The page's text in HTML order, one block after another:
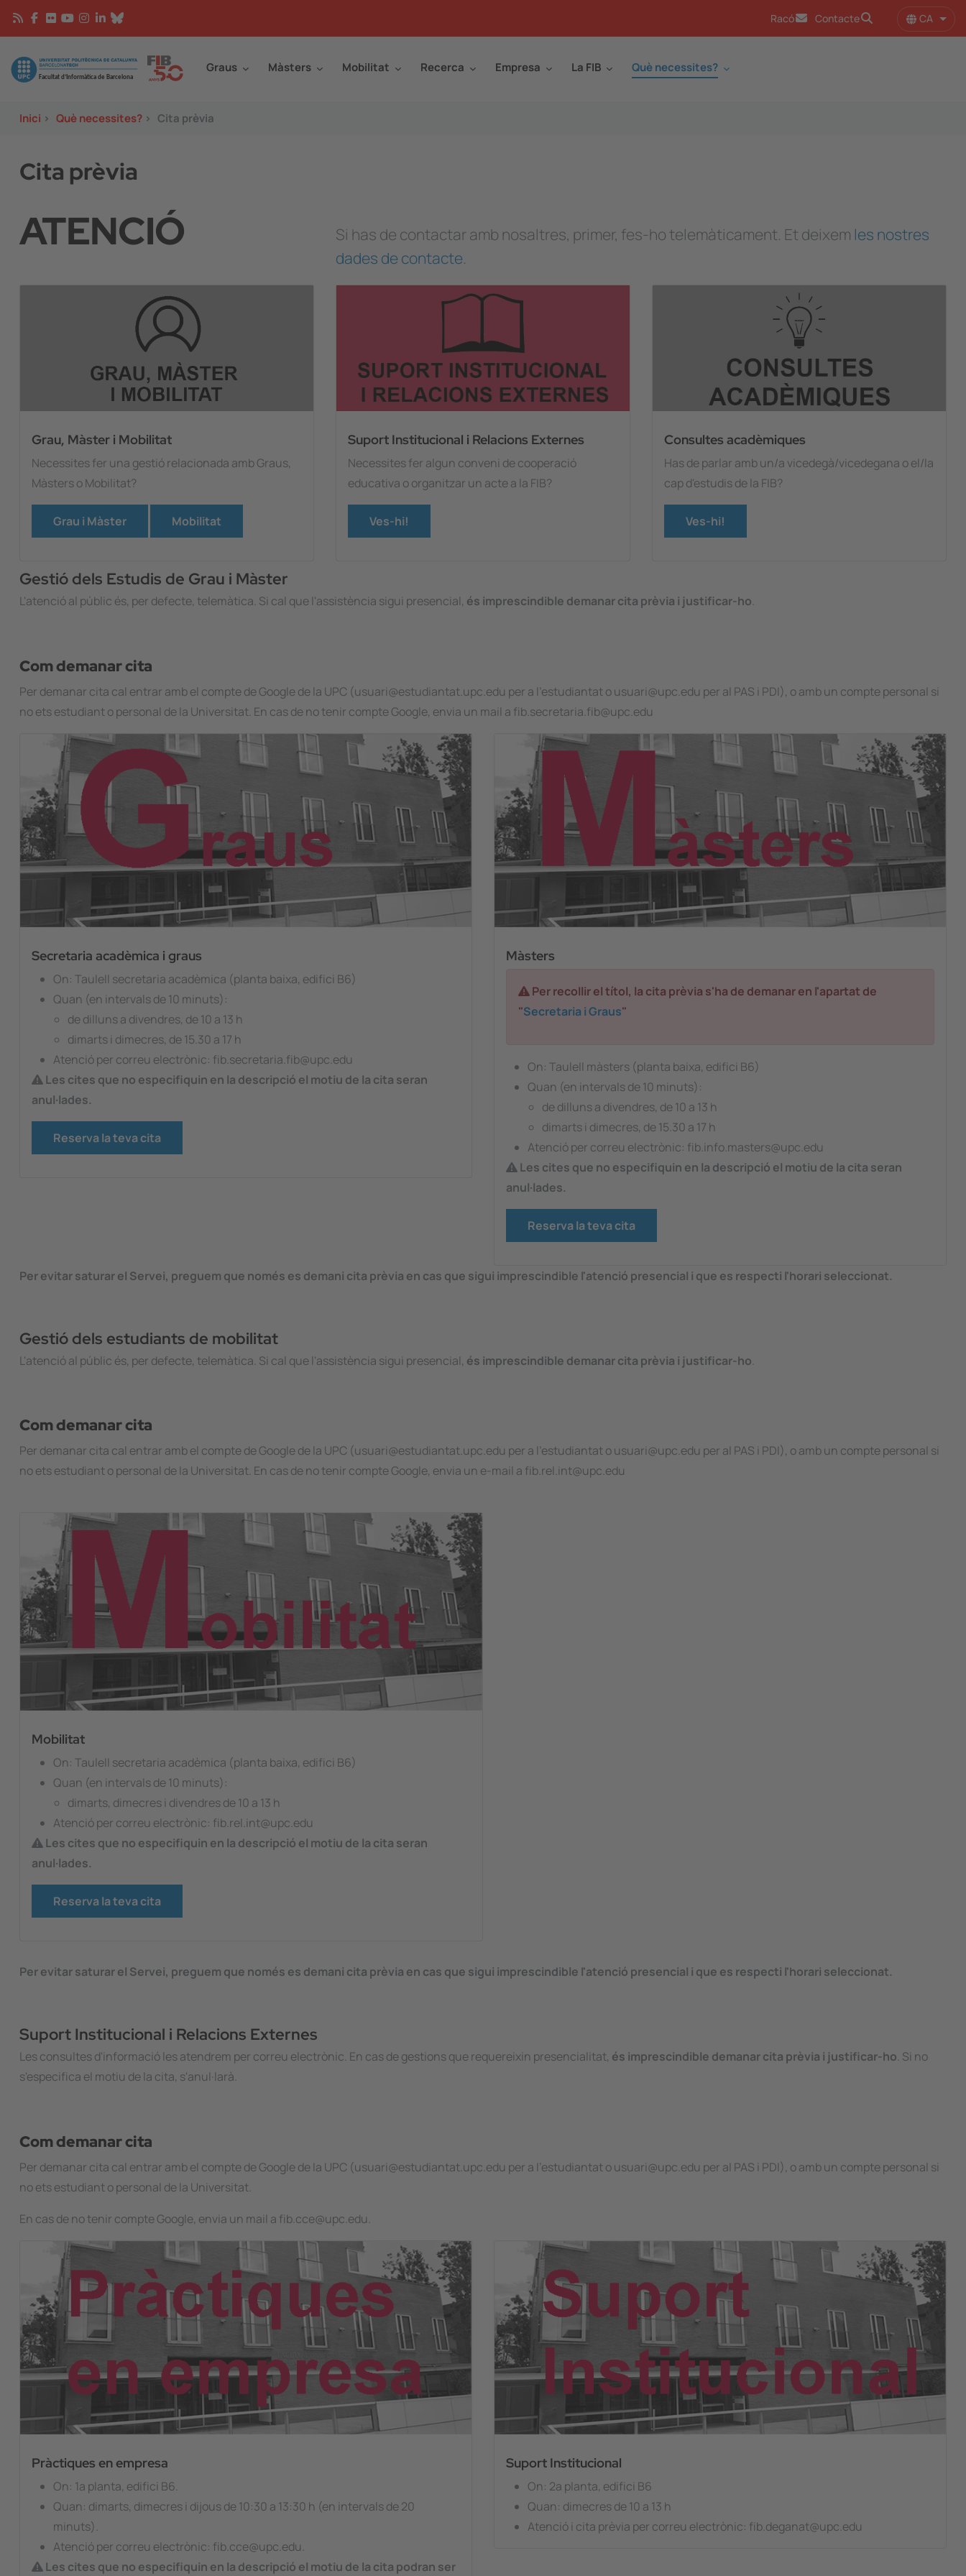
Vés al contingut
Racó Contacte CA
Image Graus Màsters Mobilitat Recerca Empresa La FIB Què necessites?
Inici > Què necessites? > Cita prèvia
Cita prèvia
ATENCIÓ Si has de contactar amb nosaltres, primer, fes-ho telemàticament. Et deixem les nostres
dades de contacte.
Grau, Màster i Mobilitat
Necessites fer una gestió relacionada amb Graus,
Màsters o Mobilitat?
Grau i Màster Mobilitat
Suport Institucional i Relacions Externes
Necessites fer algun conveni de cooperació
educativa o organitzar un acte a la FIB?
Ves-hi!
Consultes acadèmiques
Has de parlar amb un/a vicedegà/vicedegana o el/la
cap d'estudis de la FIB?
Ves-hi!
Gestió dels Estudis de Grau i Màster
L'atenció al públic és, per defecte, telemàtica. Si cal que l'assistència sigui presencial, és imprescindible demanar cita prèvia i justificar-ho.
Com demanar cita
Per demanar cita cal entrar amb el compte de Google de la UPC (usuari@estudiantat.upc.edu per a l'estudiantat o usuari@upc.edu per al PAS i PDI), o amb un compte personal si
no ets estudiant o personal de la Universitat. En cas de no tenir compte Google, envia un mail a fib.secretaria.fib@upc.edu
Secretaria acadèmica i graus
On: Taulell secretaria acadèmica (planta baixa, edifici B6)
Quan (en intervals de 10 minuts):
de dilluns a divendres, de 10 a 13 h
dimarts i dimecres, de 15.30 a 17 h
Atenció per correu electrònic: fib.secretaria.fib@upc.edu
Les cites que no especifiquin en la descripció el motiu de la cita seran
anul·lades.
Reserva la teva cita
Màsters
Per recollir el títol, la cita prèvia s'ha de demanar en l'apartat de
"Secretaria i Graus"
On: Taulell màsters (planta baixa, edifici B6)
Quan (en intervals de 10 minuts):
de dilluns a divendres, de 10 a 13 h
dimarts i dimecres, de 15.30 a 17 h
Atenció per correu electrònic: fib.info.masters@upc.edu
Les cites que no especifiquin en la descripció el motiu de la cita seran
anul·lades.
Reserva la teva cita
Per evitar saturar el Servei, preguem que només es demani cita prèvia en cas que sigui imprescindible l'atenció presencial i que es respecti l'horari seleccionat.
Gestió dels estudiants de mobilitat
L'atenció al públic és, per defecte, telemàtica. Si cal que l'assistència sigui presencial, és imprescindible demanar cita prèvia i justificar-ho.
Com demanar cita
Per demanar cita cal entrar amb el compte de Google de la UPC (usuari@estudiantat.upc.edu per a l'estudiantat o usuari@upc.edu per al PAS i PDI), o amb un compte personal si
no ets estudiant o personal de la Universitat. En cas de no tenir compte Google, envia un e-mail a fib.rel.int@upc.edu
Mobilitat
On: Taulell secretaria acadèmica (planta baixa, edifici B6)
Quan (en intervals de 10 minuts):
dimarts, dimecres i divendres de 10 a 13 h
Atenció per correu electrònic: fib.rel.int@upc.edu
Les cites que no especifiquin en la descripció el motiu de la cita seran
anul·lades.
Reserva la teva cita
Per evitar saturar el Servei, preguem que només es demani cita prèvia en cas que sigui imprescindible l'atenció presencial i que es respecti l'horari seleccionat.
Suport Institucional i Relacions Externes
Les consultes d'informació les atendrem per correu electrònic. En cas de gestions que requereixin presencialitat, és imprescindible demanar cita prèvia i justificar-ho. Si no
s'especifica el motiu de la cita, s'anul·larà.
Com demanar cita
Per demanar cita cal entrar amb el compte de Google de la UPC (usuari@estudiantat.upc.edu per a l'estudiantat o usuari@upc.edu per al PAS i PDI), o amb un compte personal si
no ets estudiant o personal de la Universitat.
En cas de no tenir compte Google, envia un mail a fib.cce@upc.edu.
Pràctiques en empresa
On: 1a planta, edifici B6.
Quan: dimarts, dimecres i dijous de 10:30 a 13:30 h (en intervals de 20
minuts).
Atenció per correu electrònic: fib.cce@upc.edu.
Les cites que no especifiquin en la descripció el motiu de la cita podran ser
Suport Institucional
On: 2a planta, edifici B6
Quan: dimecres de 10 a 13 h
Atenció i cita prèvia per correu electrònic: fib.deganat@upc.edu